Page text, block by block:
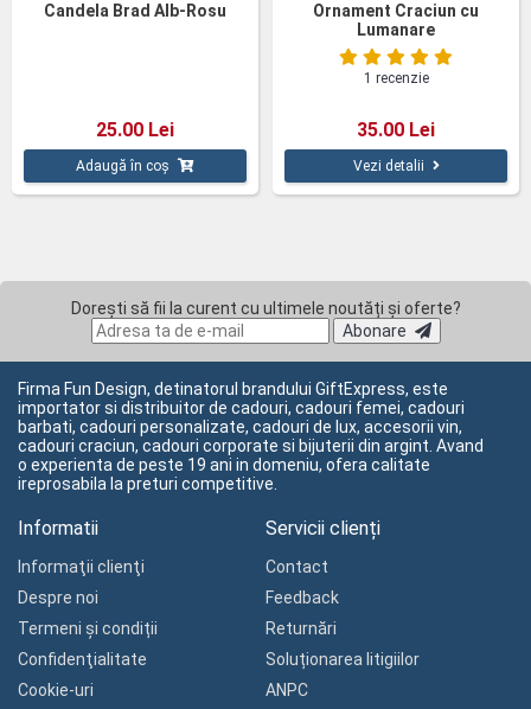
Candela Brad Alb-Rosu
25.00 Lei
Adaugă în coș
Ornament Craciun cu
Lumanare
1 recenzie
35.00 Lei
Vezi detalii
Dorești să fii la curent cu ultimele noutăți și oferte?
Abonare
Firma Fun Design, detinatorul brandului GiftExpress, este
importator si distribuitor de cadouri, cadouri femei, cadouri
barbati, cadouri personalizate, cadouri de lux, accesorii vin,
cadouri craciun, cadouri corporate si bijuterii din argint. Avand
o experienta de peste 19 ani in domeniu, ofera calitate
ireprosabila la preturi competitive.
Informatii
Informaţii clienţi
Despre noi
Termeni și condiții
Confidenţialitate
Cookie-uri
Servicii clienți
Contact
Feedback
Returnări
Soluționarea litigiilor
ANPC